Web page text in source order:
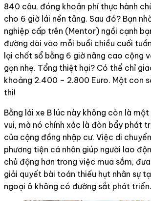
840 câu, đóng khoản phí thực hành
cho 6 giờ lái nền tảng. Sau đó? Bạn
nghiệp cấp trên (Mentor) ngồi cạnh
đường dài vào mỗi buổi chiều cuối
lại chốt sổ bằng 6 giờ nâng cao cộng
gọn nhẹ. Tổng thiệt hại? Có thể chỉ
khoảng 2.400 – 2.800 Euro. Một con
thi!
Bằng lái xe B lúc này không còn là
vui, mà nó chính xác là đòn bẩy phát
của cộng đồng nhập cư. Việc di
phương tiện cá nhân giúp người lao
chủ động hơn trong việc mua sắm,
giải quyết bài toán thiếu hụt nhân sự
ngoại ô không có đường sắt phát triển.